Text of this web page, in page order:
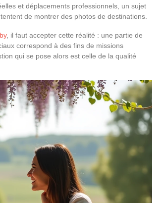
et déplacements professionnels, un sujet
de montrer des photos de destinations.
, il faut accepter cette réalité : une partie de
correspond à des fins de missions
qui se pose alors est celle de la qualité